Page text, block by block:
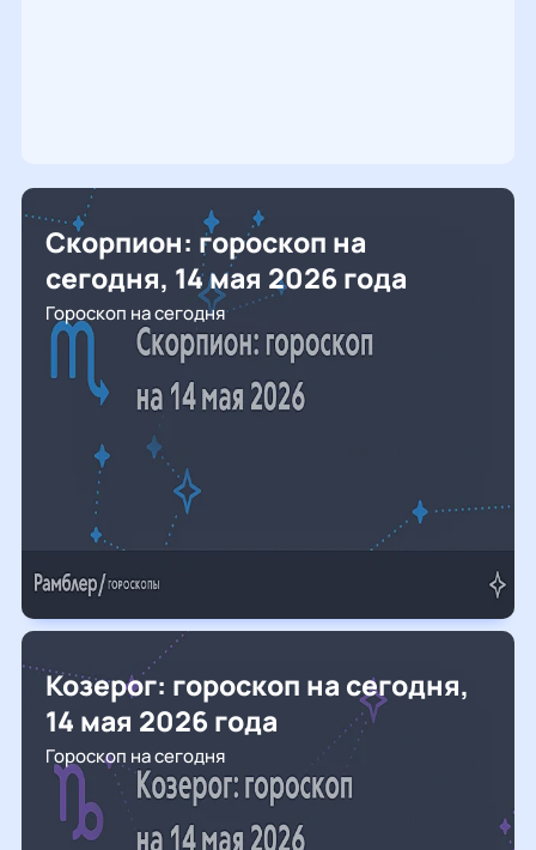
Скорпион: гороскоп на
сегодня, 14 мая 2026 года
Гороскоп на сегодня
Козерог: гороскоп на сегодня,
14 мая 2026 года
Гороскоп на сегодня